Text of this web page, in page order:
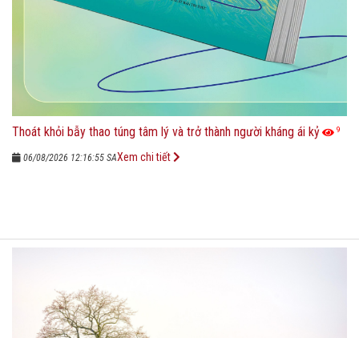
Thoát khỏi bẫy thao túng tâm lý và trở thành người kháng ái kỷ 9
06/08/2026 12:16:55 SAXem chi tiết